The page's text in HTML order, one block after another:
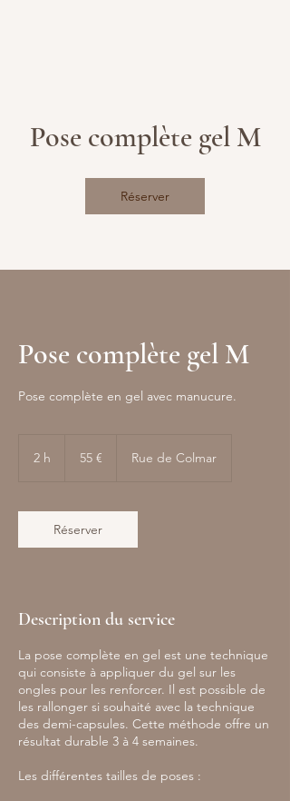
Pose complète gel M
Réserver
Pose complète gel M
Pose complète en gel avec manucure.
2 h 55 € Rue de Colmar
Réserver
Description du service
La pose complète en gel est une technique
qui consiste à appliquer du gel sur les
ongles pour les renforcer. Il est possible de
les rallonger si souhaité avec la technique
des demi-capsules. Cette méthode offre un
résultat durable 3 à 4 semaines.
Les différentes tailles de poses :